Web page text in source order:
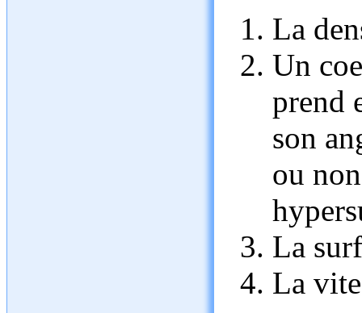
La
Un
prend
son
ou
La
La